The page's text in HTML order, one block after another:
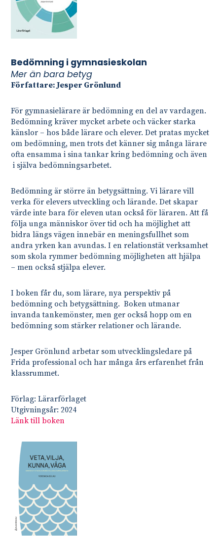
Bedömning i gymnasieskolan
Mer än bara betyg
Författare: Jesper Grönlund
För gymnasielärare är bedömning en del av vardagen.
Bedömning kräver mycket arbete och väcker starka
känslor – hos både lärare och elever. Det pratas mycket
om bedömning, men trots det känner sig många lärare
ofta ensamma i sina tankar kring bedömning och även
i själva bedömningsarbetet.
Bedömning är större än betygsättning. Vi lärare vill
verka för elevers utveckling och lärande. Det skapar
värde inte bara för eleven utan också för läraren. Att få
följa unga människor över tid och ha möjlighet att
bidra längs vägen innebär en meningsfullhet som
andra yrken kan avundas. I en relationstät verksamhet
som skola rymmer bedömning möjligheten att hjälpa
– men också stjälpa elever.
I boken får du, som lärare, nya perspektiv på
bedömning och betygsättning. Boken utmanar
invanda tankemönster, men ger också hopp om en
bedömning som stärker relationer och lärande.
Jesper Grönlund arbetar som utvecklingsledare på
Frida professional och har många års erfarenhet från
klassrummet.
Förlag: Lärarförlaget
Utgivningsår: 2024
Länk till boken